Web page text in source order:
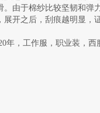
由于棉纱比较坚韧和
开之后，刮痕越明显，
工作服，职业装，西